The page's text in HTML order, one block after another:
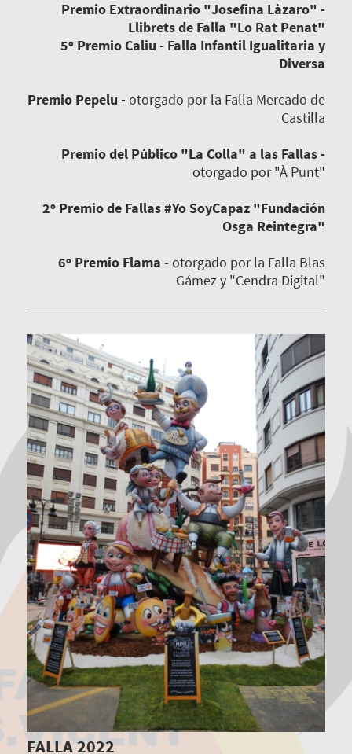
Premio Extraordinario "Josefina Làzaro" -
Llibrets de Falla "Lo Rat Penat"
5º Premio Caliu - Falla Infantil Igualitaria y
Diversa
Premio Pepelu -otorgado por la Falla Mercado de
Castilla
Premio del Público "La Colla" a las Fallas -
otorgado por "À Punt"
2º Premio de Fallas #Yo SoyCapaz "Fundación
Osga Reintegra"
6º Premio Flama -otorgado por la Falla Blas
Gámez y "Cendra Digital"
FALLA 2022